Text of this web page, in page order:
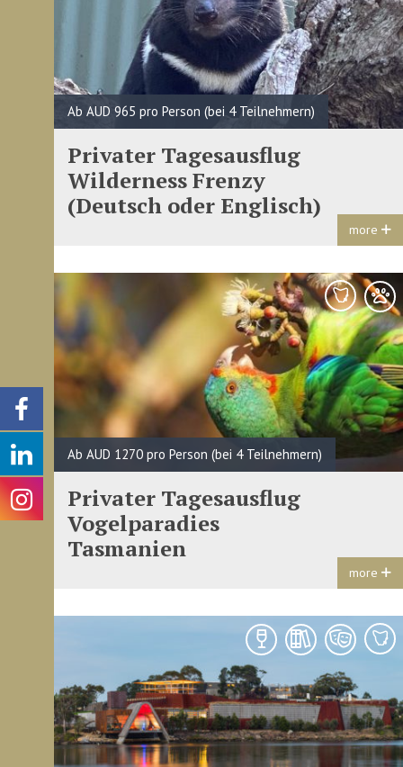
Ab AUD 965 pro Person (bei 4 Teilnehmern)
Privater Tagesausflug
Wilderness Frenzy
(Deutsch oder Englisch)
more
Ab AUD 1270 pro Person (bei 4 Teilnehmern)
Privater Tagesausflug
Vogelparadies
Tasmanien
more